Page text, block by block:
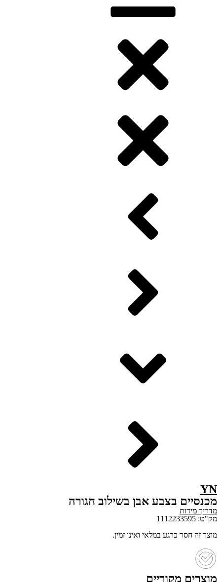
YN
מכנסיים בצבע אבן בשילוב חגורה
מדריך מידות
מק"ט: 1112233595
מוצר זה חסר כרגע במלאי ואינו זמין.
מוצרים מקוריים